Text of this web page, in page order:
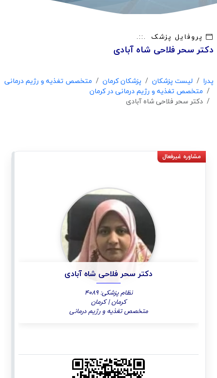
پروفایل پزشک
دکتر سحر فلاحی شاه آبادی
پدرا لیست پزشکان پزشکان کرمان
متخصص تغذیه و رژیم درمانی
متخصص تغذیه و رژیم درمانی در کرمان
دکتر سحر فلاحی شاه آبادی
دکتر سحر فلاحی شاه آبادی
نظام پزشکی: 4089
کرمان | کرمان
متخصص تغذیه و رژیم درمانی